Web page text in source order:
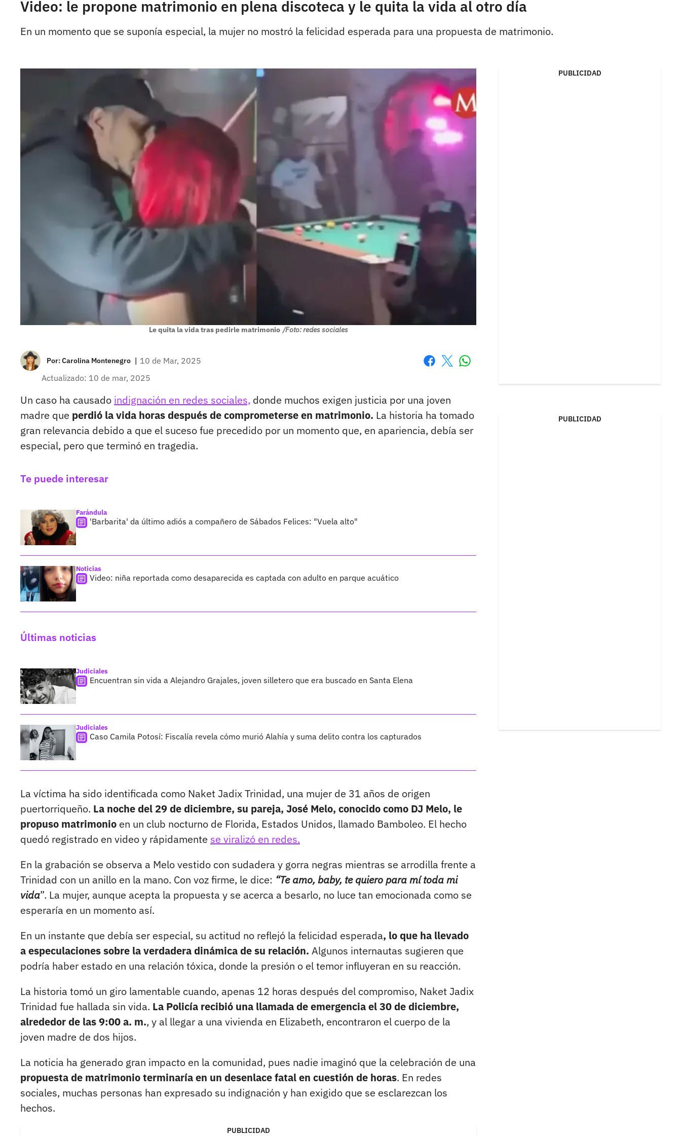
Video: le propone matrimonio en plena discoteca y le quita la vida al otro día
En un momento que se suponía especial, la mujer no mostró la felicidad esperada para una propuesta de matrimonio.
Le quita la vida tras pedirle matrimonio /Foto: redes sociales
Por:Carolina Montenegro | 10 de Mar, 2025
Actualizado: 10 de mar, 2025
Un caso ha causado indignación en redes sociales, donde muchos exigen justicia por una joven
madre que perdió la vida horas después de comprometerse en matrimonio. La historia ha tomado
gran relevancia debido a que el suceso fue precedido por un momento que, en apariencia, debía ser
especial, pero que terminó en tragedia.
Te puede interesar
Farándula
'Barbarita' da último adiós a compañero de Sábados Felices: "Vuela alto"
Noticias
Video: niña reportada como desaparecida es captada con adulto en parque acuático
Últimas noticias
Judiciales
Encuentran sin vida a Alejandro Grajales, joven silletero que era buscado en Santa Elena
Judiciales
Caso Camila Potosí: Fiscalía revela cómo murió Alahía y suma delito contra los capturados
La víctima ha sido identificada como Naket Jadix Trinidad, una mujer de 31 años de origen
puertorriqueño. La noche del 29 de diciembre, su pareja, José Melo, conocido como DJ Melo, le
propuso matrimonio en un club nocturno de Florida, Estados Unidos, llamado Bamboleo. El hecho
quedó registrado en video y rápidamente se viralizó en redes.
En la grabación se observa a Melo vestido con sudadera y gorra negras mientras se arrodilla frente a
Trinidad con un anillo en la mano. Con voz firme, le dice: “Te amo, baby, te quiero para mí toda mi
vida”. La mujer, aunque acepta la propuesta y se acerca a besarlo, no luce tan emocionada como se
esperaría en un momento así.
En un instante que debía ser especial, su actitud no reflejó la felicidad esperada, lo que ha llevado
a especulaciones sobre la verdadera dinámica de su relación. Algunos internautas sugieren que
podría haber estado en una relación tóxica, donde la presión o el temor influyeran en su reacción.
La historia tomó un giro lamentable cuando, apenas 12 horas después del compromiso, Naket Jadix
Trinidad fue hallada sin vida. La Policía recibió una llamada de emergencia el 30 de diciembre,
alrededor de las 9:00 a. m., y al llegar a una vivienda en Elizabeth, encontraron el cuerpo de la
joven madre de dos hijos.
La noticia ha generado gran impacto en la comunidad, pues nadie imaginó que la celebración de una
propuesta de matrimonio terminaría en un desenlace fatal en cuestión de horas. En redes
sociales, muchas personas han expresado su indignación y han exigido que se esclarezcan los
hechos.
PUBLICIDAD
PUBLICIDAD
PUBLICIDAD